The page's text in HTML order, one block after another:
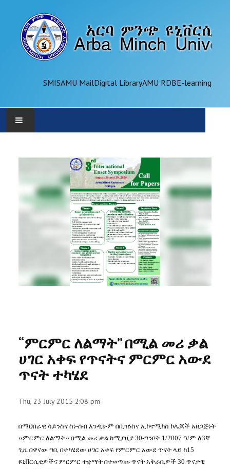
SMISAMU MailDigital LibraryAMU RDBE-learning
ADMINISTRATION
OFFICES
REGISTRAR
PARTNERSHIP
“ምርምር ለልማት” በሚል መሪ ቃል
ሀገር አቀፍ የጥናትና ምርምር አውደ
ጥናት ተካሄደ
Thu, 23 July 2015 2:08 pm
በማህበራዊ ሳይንስና ስነ-ሰብ እንዲሁም በቢዝነስና ኢኮኖሚክስ ኮሌጆች አዘጋጅነት
‹‹ምርምር ለልማት›› በሚል መሪ ቃል ከሚያዚያ 30-ግንቦት 1/2007 ዓ/ም ለ3ኛ
ጊዜ በዋናው ግቢ በተካሄደው ሀገር አቀፍ የምርምር አውደ ጥናት ላይ ከ15
ዩኒቨርሲቲዎችና ምርምር ተቋማት በተወጣጡ ጥናት አቅራቢዎች 30 ጥናታዊ